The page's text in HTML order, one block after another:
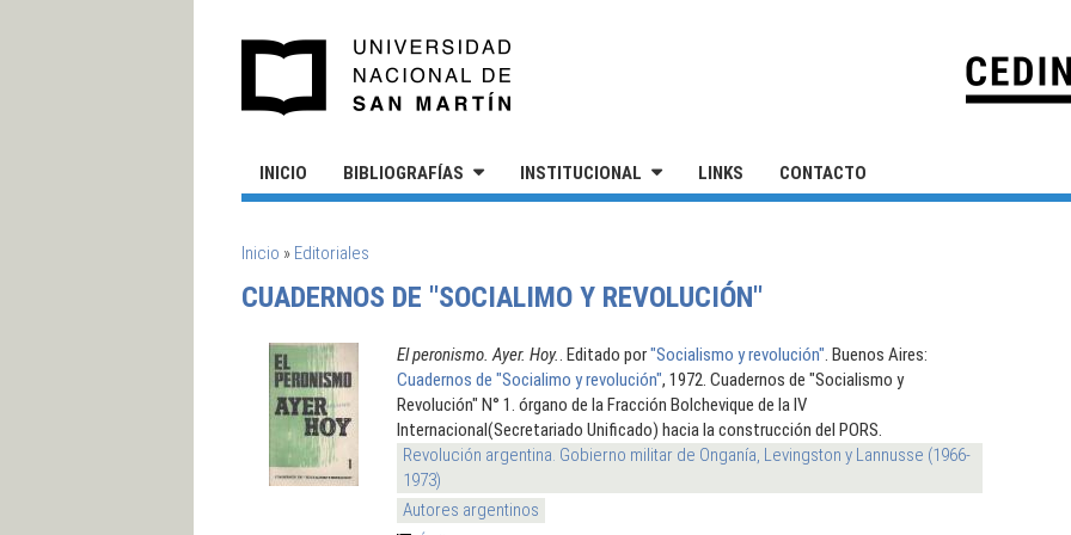
INICIO BIBLIOGRAFÍAS INSTITUCIONAL LINKS CONTACTO
SE ENCUENTRA USTED AQUÍ
Inicio » Editoriales
CUADERNOS DE "SOCIALIMO Y REVOLUCIÓN"
El peronismo. Ayer. Hoy. . Editado por"Socialismo y revolución" . Buenos Aires:
Cuadernos de "Socialimo y revolución", 1972. Cuadernos de "Socialismo y
Revolución" N° 1. órgano de la Fracción Bolchevique de la IV
Internacional(Secretariado Unificado) hacia la construcción del PORS.
Revolución argentina. Gobierno militar de Onganía, Levingston y Lannusse (1966-
1973)
Autores argentinos